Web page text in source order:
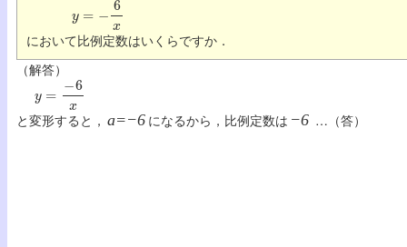
において比例定数はいくらですか．
（解答）
− 6x
と変形すると， a=−6 になるから，比例定数は −6 …（答）